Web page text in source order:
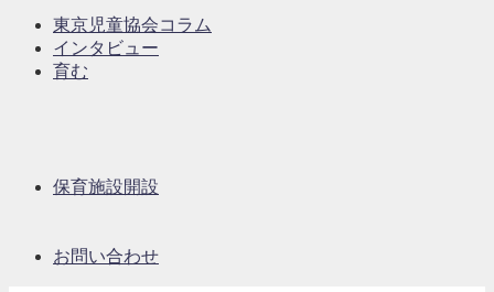
東京児童協会コラム
インタビュー
育む
保育施設開設
お問い合わせ